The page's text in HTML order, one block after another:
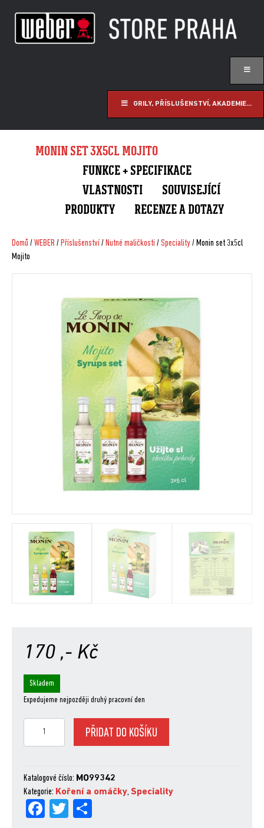
GRILY, PŘÍSLUŠENSTVÍ, AKADEMIE...
MONIN SET 3X5CL MOJITO
FUNKCE + SPECIFIKACE
VLASTNOSTI
SOUVISEJÍCÍ
PRODUKTY
RECENZE A DOTAZY
Domů /WEBER/ Příslušenství/ Nutné maličkosti /Speciality/ Monin set 3x5cl
Mojito
170 ,- Kč
Skladem
Expedujeme nejpozději druhý pracovní den
množství
PŘIDAT DO KOŠÍKU
Katalogové číslo: MO99342
Kategorie: Koření a omáčky, Speciality
Fa
Tw